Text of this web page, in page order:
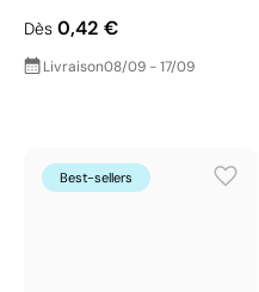
Dès 0,42 €
Livraison08/09 - 17/09
Best-sellers